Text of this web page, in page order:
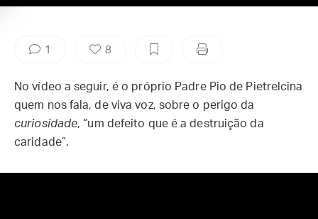
1 8
No vídeo a seguir, é o próprio Padre Pio de Pietrelcina
quem nos fala, de viva voz, sobre o perigo da
curiosidade, “um defeito que é a destruição da
caridade”.